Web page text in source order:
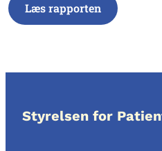
Læs rapporten
Styrelsen for